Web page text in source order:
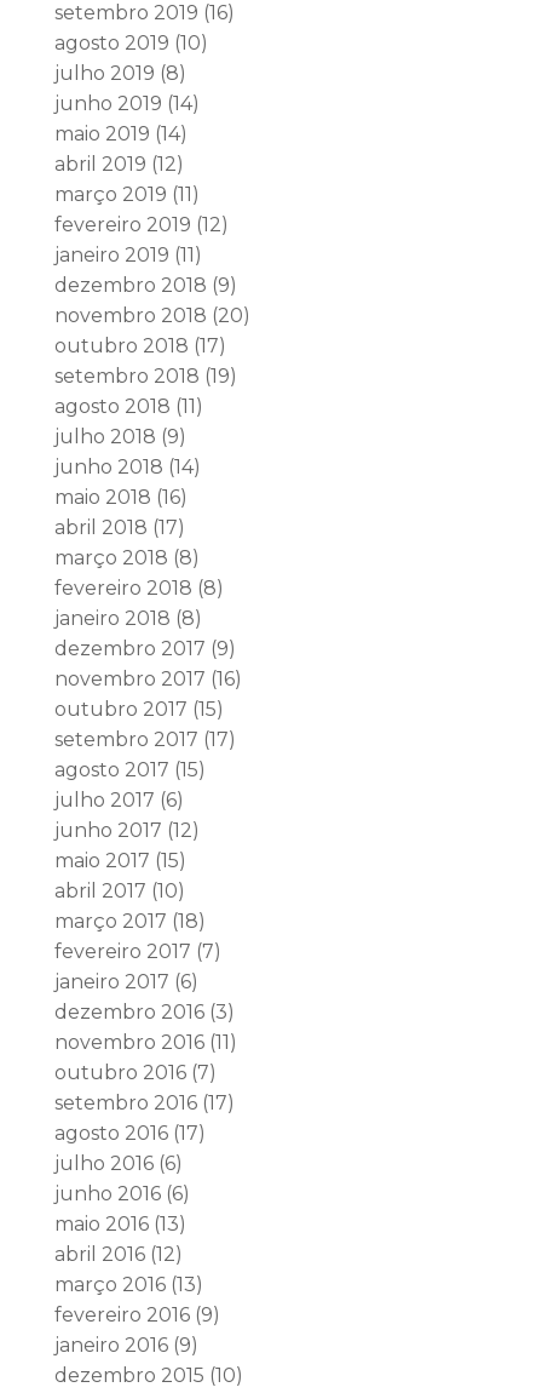
setembro 2019 (16)
agosto 2019 (10)
julho 2019 (8)
junho 2019 (14)
maio 2019 (14)
abril 2019 (12)
março 2019 (11)
fevereiro 2019 (12)
janeiro 2019 (11)
dezembro 2018 (9)
novembro 2018 (20)
outubro 2018 (17)
setembro 2018 (19)
agosto 2018 (11)
julho 2018 (9)
junho 2018 (14)
maio 2018 (16)
abril 2018 (17)
março 2018 (8)
fevereiro 2018 (8)
janeiro 2018 (8)
dezembro 2017 (9)
novembro 2017 (16)
outubro 2017 (15)
setembro 2017 (17)
agosto 2017 (15)
julho 2017 (6)
junho 2017 (12)
maio 2017 (15)
abril 2017 (10)
março 2017 (18)
fevereiro 2017 (7)
janeiro 2017 (6)
dezembro 2016(3)
novembro 2016(11)
outubro 2016(7)
setembro 2016(17)
agosto 2016(17)
julho 2016(6)
junho 2016(6)
maio 2016(13)
abril 2016(12)
março 2016(13)
fevereiro 2016(9)
janeiro 2016(9)
dezembro 2015 (10)